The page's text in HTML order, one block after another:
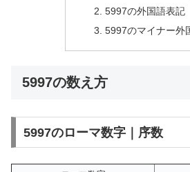
5997の外国語表記
5997のマイナー外
5997の数え方
5997のローマ数字｜序数